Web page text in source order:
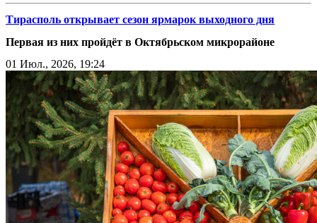
Тирасполь открывает сезон ярмарок выходного дня
Первая из них пройдёт в Октябрьском микрорайоне
01 Июл., 2026, 19:24